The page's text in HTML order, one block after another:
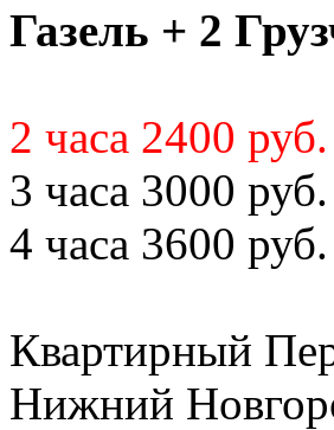
Газель + 2
2 часа 2400 руб.
3 часа 3000 руб.
4 часа 3600 руб.
Квартирный
Нижний